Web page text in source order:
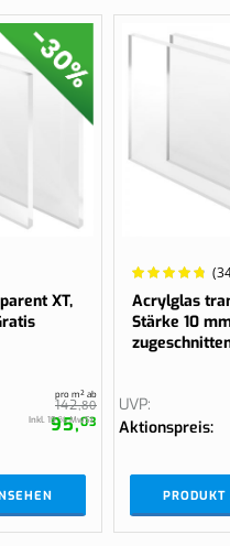
XT,
142,80
pro m² ab
95,03
Inkl. 19 % MwSt.
Wertung:
98.2857%
Acrylglas
Stärke 10
UVP
Aktionspreis